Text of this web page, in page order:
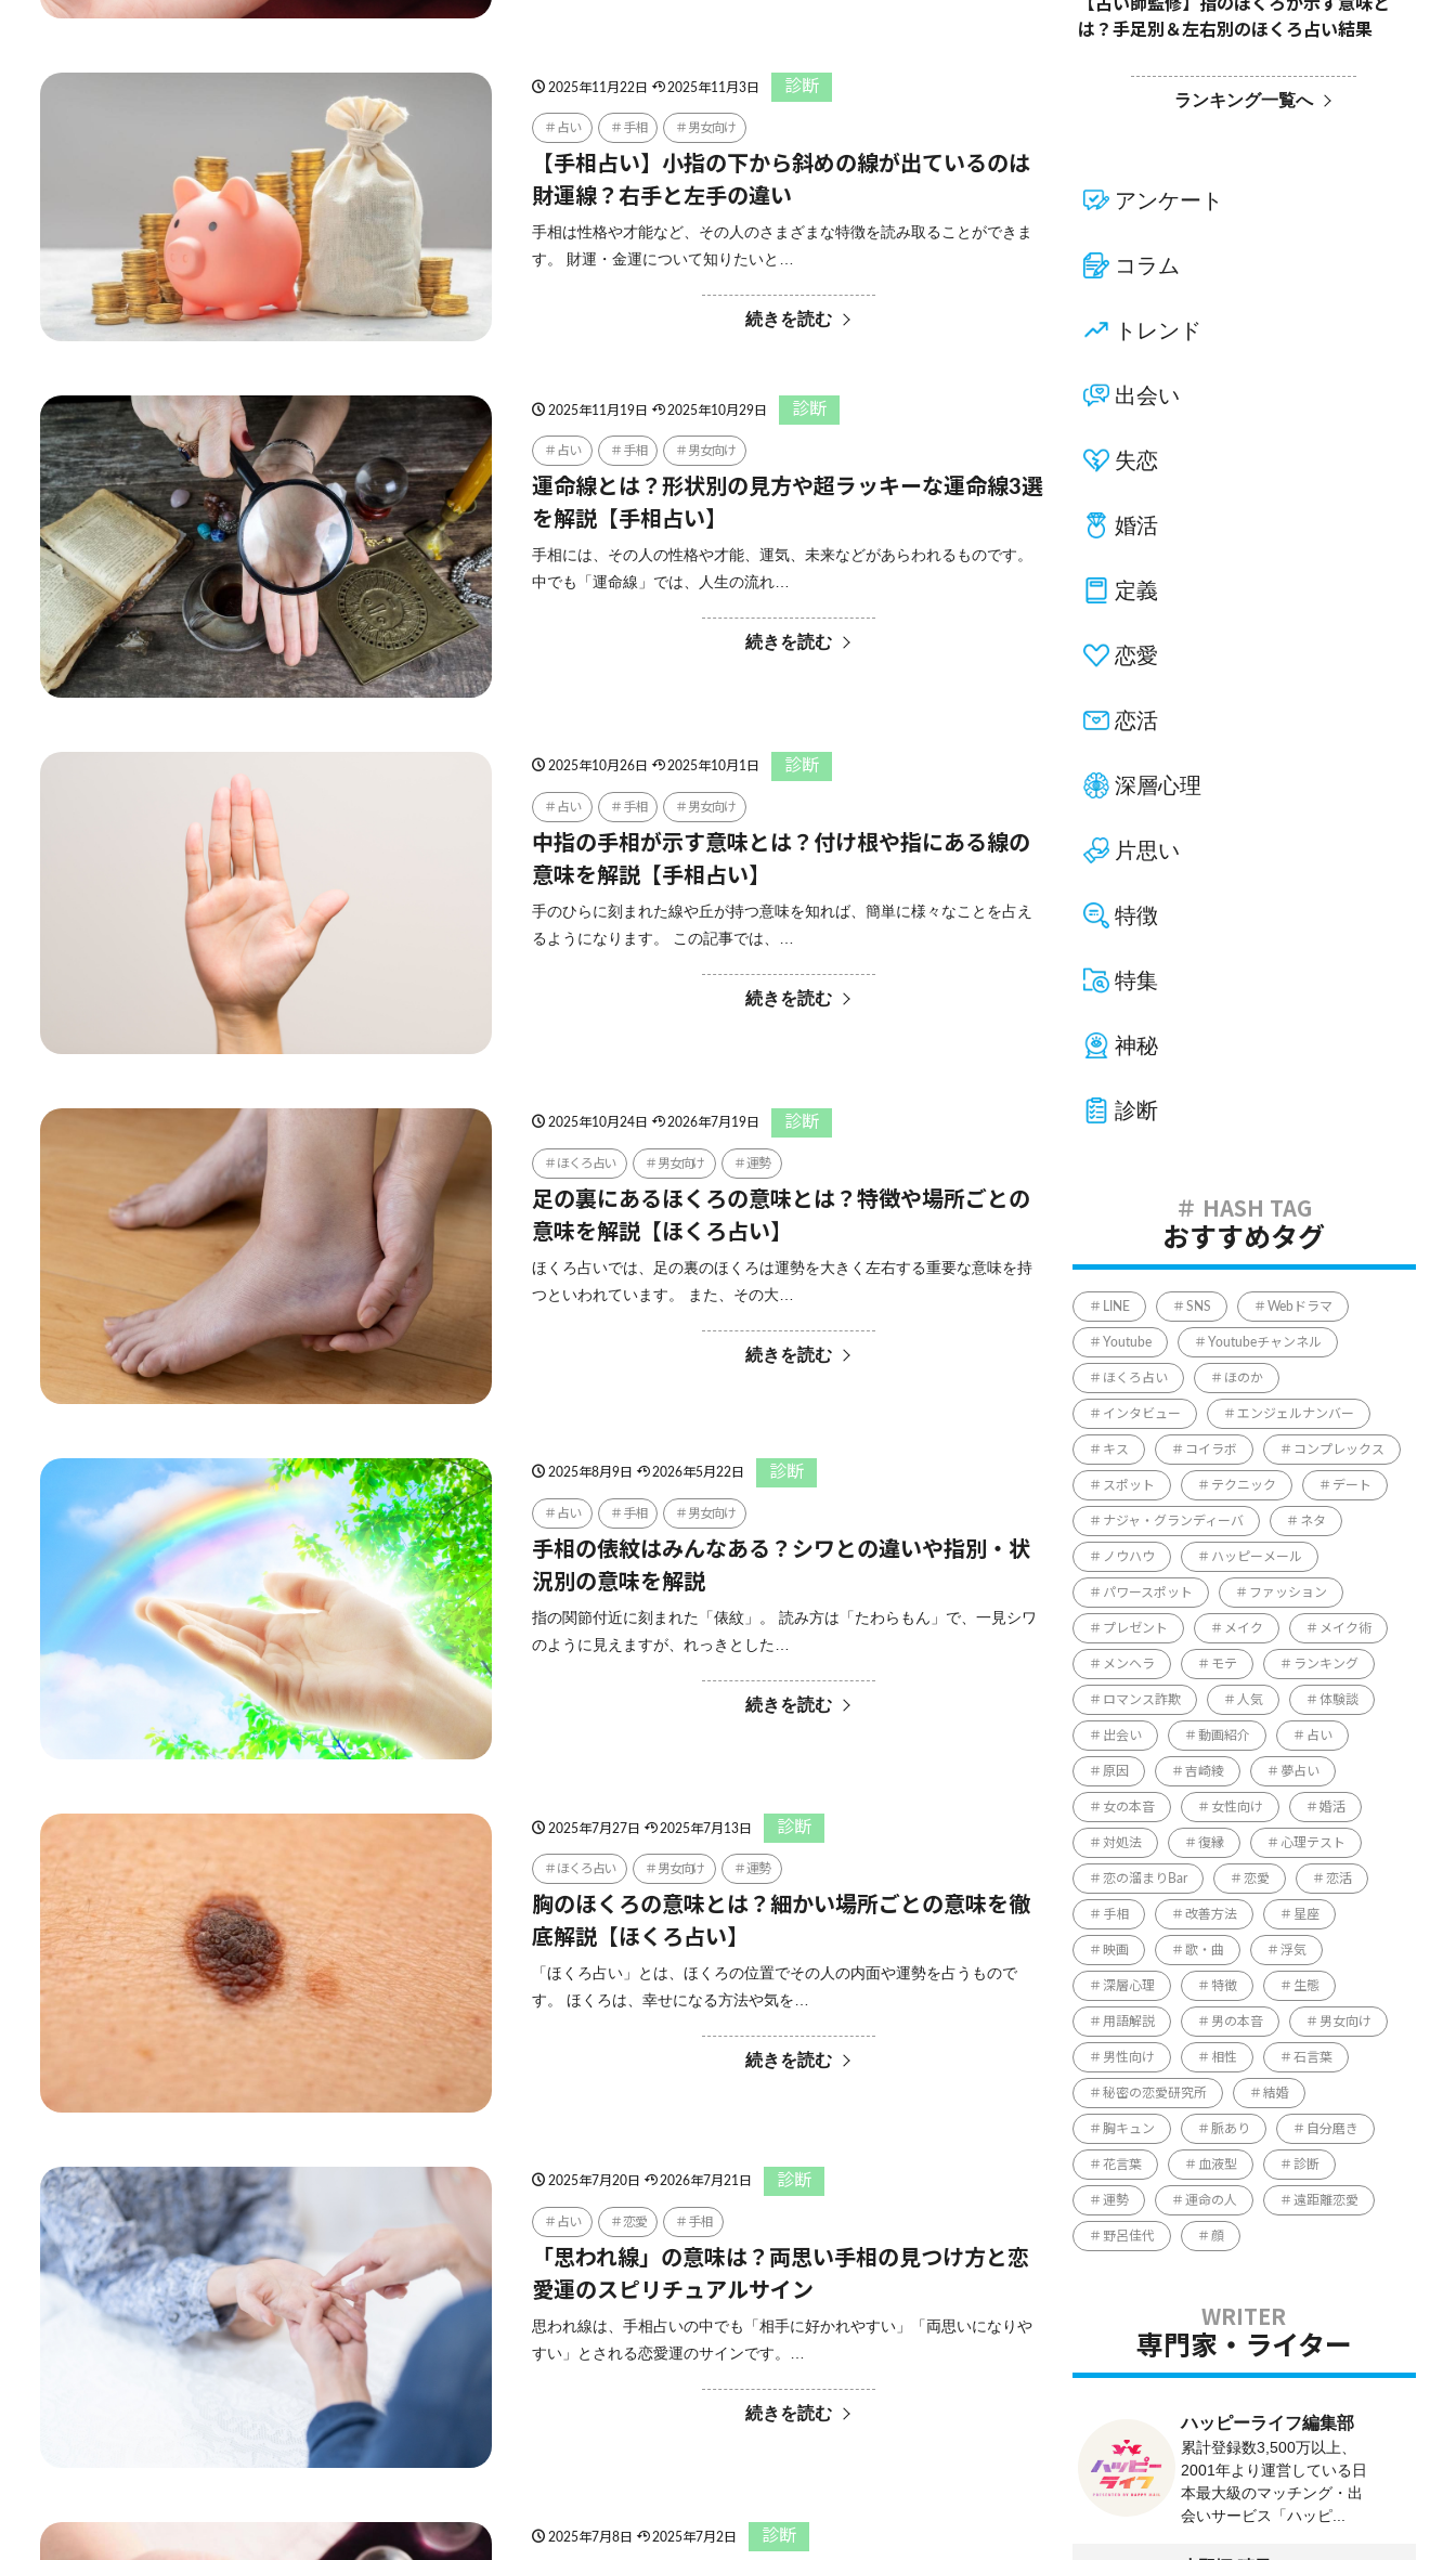
2025年11月22日 2025年11月3日 診断
占い 手相 男女向け
【手相占い】小指の下から斜めの線が出ているのは
財運線？右手と左手の違い
手相は性格や才能など、その人のさまざまな特徴を読み取ることができま
す。 財運・金運について知りたいと…
続きを読む
2025年11月19日 2025年10月29日 診断
占い 手相 男女向け
運命線とは？形状別の見方や超ラッキーな運命線3選
を解説【手相占い】
手相には、その人の性格や才能、運気、未来などがあらわれるものです。
中でも「運命線」では、人生の流れ…
続きを読む
2025年10月26日 2025年10月1日 診断
占い 手相 男女向け
中指の手相が示す意味とは？付け根や指にある線の
意味を解説【手相占い】
手のひらに刻まれた線や丘が持つ意味を知れば、簡単に様々なことを占え
るようになります。 この記事では、…
続きを読む
2025年10月24日 2026年7月19日 診断
ほくろ占い 男女向け 運勢
足の裏にあるほくろの意味とは？特徴や場所ごとの
意味を解説【ほくろ占い】
ほくろ占いでは、足の裏のほくろは運勢を大きく左右する重要な意味を持
つといわれています。 また、その大…
続きを読む
2025年8月9日 2026年5月22日 診断
占い 手相 男女向け
手相の俵紋はみんなある？シワとの違いや指別・状
況別の意味を解説
指の関節付近に刻まれた「俵紋」。 読み方は「たわらもん」で、一見シワ
のように見えますが、れっきとした…
続きを読む
2025年7月27日 2025年7月13日 診断
ほくろ占い 男女向け 運勢
胸のほくろの意味とは？細かい場所ごとの意味を徹
底解説【ほくろ占い】
「ほくろ占い」とは、ほくろの位置でその人の内面や運勢を占うもので
す。 ほくろは、幸せになる方法や気を…
続きを読む
2025年7月20日 2026年7月21日 診断
占い 恋愛 手相
「思われ線」の意味は？両思い手相の見つけ方と恋
愛運のスピリチュアルサイン
思われ線は、手相占いの中でも「相手に好かれやすい」「両思いになりや
すい」とされる恋愛運のサインです。…
続きを読む
2025年7月8日 2025年7月2日 診断
【占い師監修】指のほくろが示す意味と
は？手足別＆左右別のほくろ占い結果
ランキング一覧へ
アンケート
コラム
トレンド
出会い
失恋
婚活
定義
恋愛
恋活
深層心理
片思い
特徴
特集
神秘
診断
おすすめタグ
LINE SNS Webドラマ
Youtube Youtubeチャンネル
ほくろ占い ほのか
インタビュー エンジェルナンバー
キス コイラボ コンプレックス
スポット テクニック デート
ナジャ・グランディーバ ネタ
ノウハウ ハッピーメール
パワースポット ファッション
プレゼント メイク メイク術
メンヘラ モテ ランキング
ロマンス詐欺 人気 体験談
出会い 動画紹介 占い
原因 吉崎綾 夢占い
女の本音 女性向け 婚活
対処法 復縁 心理テスト
恋の溜まりBar 恋愛 恋活
手相 改善方法 星座
映画 歌・曲 浮気
深層心理 特徴 生態
用語解説 男の本音 男女向け
男性向け 相性 石言葉
秘密の恋愛研究所 結婚
胸キュン 脈あり 自分磨き
花言葉 血液型 診断
運勢 運命の人 遠距離恋愛
野呂佳代 顔
専門家・ライター
ハッピーライフ編集部
累計登録数3,500万以上、
2001年より運営している日
本最大級のマッチング・出
会いサービス「ハッピ...